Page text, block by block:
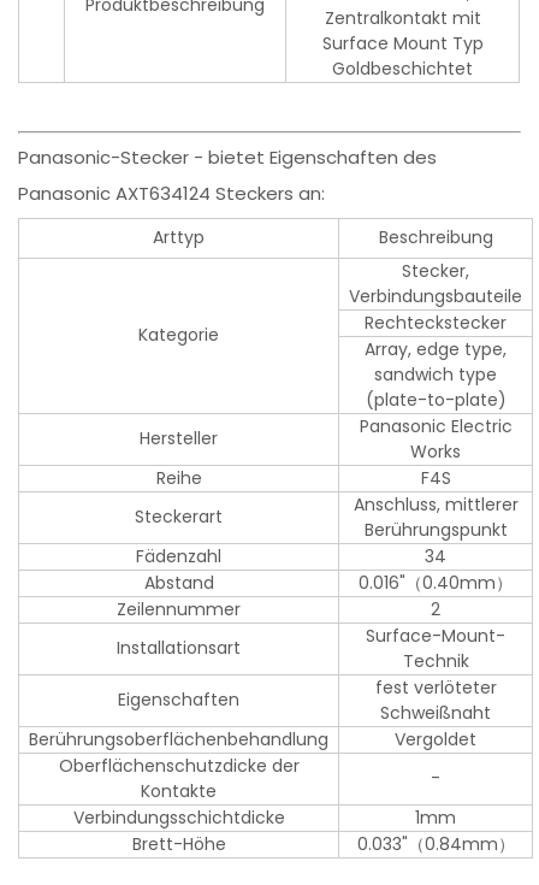
Produktbeschreibung
Zentralkontakt mit
Surface Mount Typ
Goldbeschichtet
Panasonic-Stecker - bietet Eigenschaften des
Panasonic AXT634124 Steckers an:
Arttyp Beschreibung
Kategorie
Stecker,
Verbindungsbauteile
Rechteckstecker
Array, edge type,
sandwich type
(plate-to-plate)
Hersteller
Panasonic Electric
Works
Reihe
F4S
Steckerart
Anschluss, mittlerer
Berührungspunkt
Fädenzahl
34
Abstand
0.016"（0.40mm）
Zeilennummer
2
Installationsart
Surface-Mount-
Technik
Eigenschaften
fest verlöteter
Schweißnaht
Berührungsoberflächenbehandlung
Vergoldet
Oberflächenschutzdicke der
Kontakte
-
Verbindungsschichtdicke
1mm
Brett-Höhe
0.033"（0.84mm）